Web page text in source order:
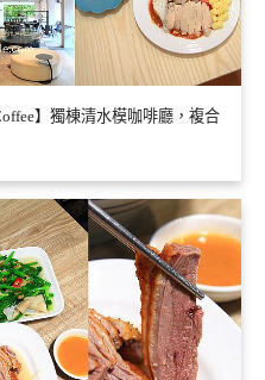
】獨棟清水模咖啡廳，複合